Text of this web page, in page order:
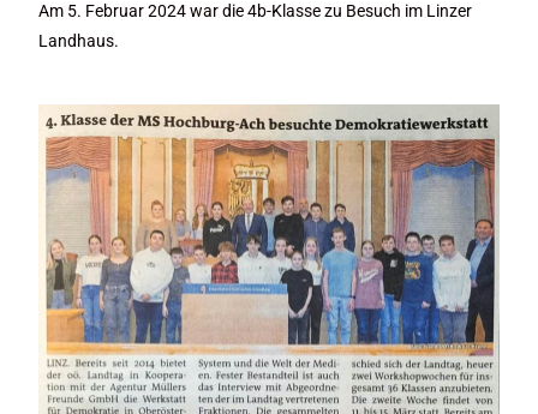
Am 5. Februar 2024 war die 4b-Klasse zu Besuch im Linzer
Landhaus.